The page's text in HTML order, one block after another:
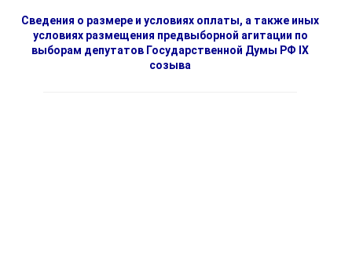
Сведения о размере и условиях оплаты, а также иных
условиях размещения предвыборной агитации по
выборам депутатов Государственной Думы РФ IX
созыва